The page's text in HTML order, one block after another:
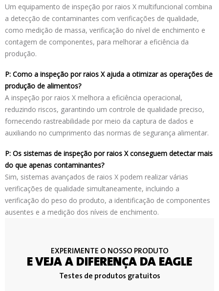
Um equipamento de inspeção por raios X multifuncional combina
a detecção de contaminantes com verificações de qualidade,
como medição de massa, verificação do nível de enchimento e
contagem de componentes, para melhorar a eficiência da
produção.
P: Como a inspeção por raios X ajuda a otimizar as operações de
produção de alimentos?
A inspeção por raios X melhora a eficiência operacional,
reduzindo riscos, garantindo um controle de qualidade preciso,
fornecendo rastreabilidade por meio da captura de dados e
auxiliando no cumprimento das normas de segurança alimentar.
P: Os sistemas de inspeção por raios X conseguem detectar mais
do que apenas contaminantes?
Sim, sistemas avançados de raios X podem realizar várias
verificações de qualidade simultaneamente, incluindo a
verificação do peso do produto, a identificação de componentes
ausentes e a medição dos níveis de enchimento.
EXPERIMENTE O NOSSO PRODUTO
E VEJA A DIFERENÇA DA EAGLE
Testes de produtos gratuitos